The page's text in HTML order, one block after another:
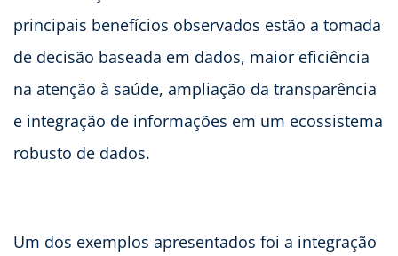
principais benefícios observados estão a tomada
de decisão baseada em dados, maior eficiência
na atenção à saúde, ampliação da transparência
e integração de informações em um ecossistema
robusto de dados.
Um dos exemplos apresentados foi a integração